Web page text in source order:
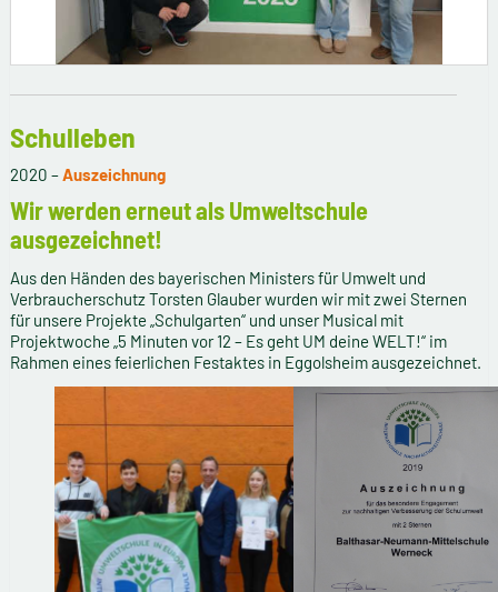
Schulleben
2020 –Auszeichnung
Wir werden erneut als Umweltschule
ausgezeichnet!
Aus den Händen des bayerischen Ministers für Umwelt und
Verbraucherschutz Torsten Glauber wurden wir mit zwei Sternen
für unsere Projekte „Schulgarten“ und unser Musical mit
Projektwoche „5 Minuten vor 12 – Es geht UM deine WELT!“ im
Rahmen eines feierlichen Festaktes in Eggolsheim ausgezeichnet.